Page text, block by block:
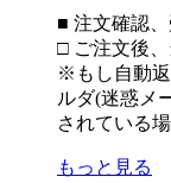
■ 注文確認
□ ご注文後
※もし自動
ルダ(迷惑メ
されている
もっと見る